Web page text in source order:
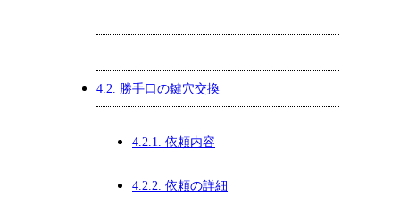
4.2. 勝手口の鍵穴交換
4.2.1. 依頼内容
4.2.2. 依頼の詳細